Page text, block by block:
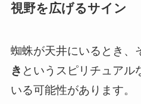
視野を広げるサイン
蜘蛛が天井にいるとき、
き というスピリチュアル
いる可能性があります。